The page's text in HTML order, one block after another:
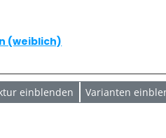
(weiblich)
einblenden Varianten